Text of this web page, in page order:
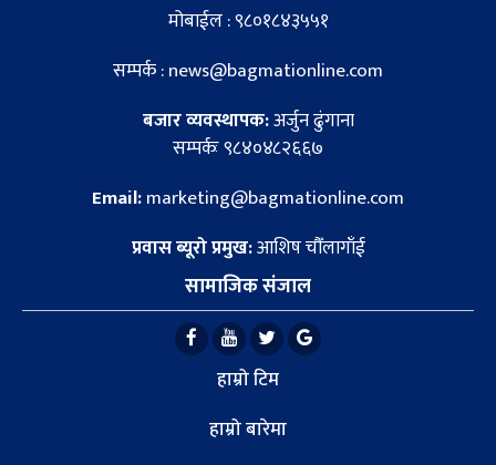
मोबाईल : ९८०१८४३५५१
सम्पर्क : news@bagmationline.com
बजार व्यवस्थापक:अर्जुन ढुंगाना
सम्पर्कः ९८४०४८२६६७
Email:marketing@bagmationline.com
प्रवास ब्यूरो प्रमुख:आशिष चौँलागाँई
सामाजिक संजाल
हाम्रो टिम
हाम्रो बारेमा